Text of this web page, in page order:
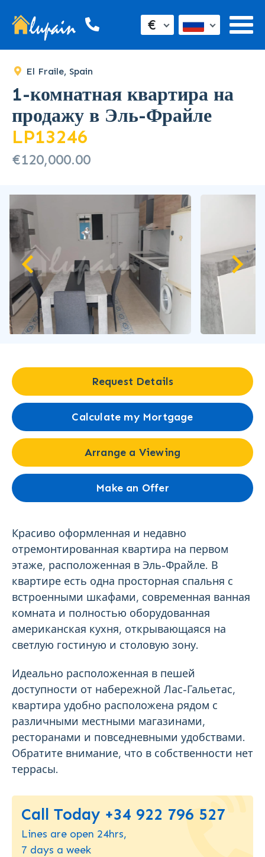
€
El Fraile, Spain
1-комнатная квартира на
продажу в Эль-Фрайле
LP13246
€120,000.00
Request Details
Calculate my Mortgage
Arrange a Viewing
Make an Offer
Красиво оформленная и недавно
отремонтированная квартира на первом
этаже, расположенная в Эль-Фрайле. В
квартире есть одна просторная спальня с
встроенными шкафами, современная ванная
комната и полностью оборудованная
американская кухня, открывающаяся на
светлую гостиную и столовую зону.
Идеально расположенная в пешей
доступности от набережной Лас-Гальетас,
квартира удобно расположена рядом с
различными местными магазинами,
ресторанами и повседневными удобствами.
Обратите внимание, что в собственности нет
террасы.
Call Today +34 922 796 527
Lines are open 24hrs,
7 days a week